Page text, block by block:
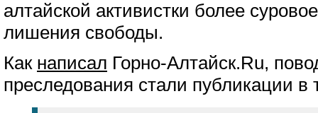
алтайской активистки более
лишения свободы.
Как написал Горно-Алтайск.Ru,
преследования стали публикации в